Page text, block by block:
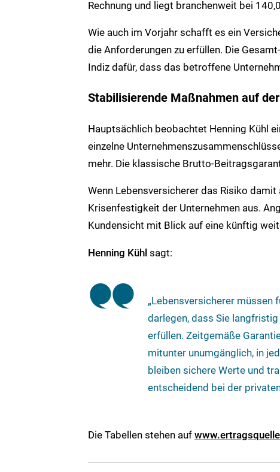
Rechnung und liegt branchenweit bei
Wie auch im Vorjahr schafft es ein
die Anforderungen zu erfüllen. Die
Indiz dafür, dass das betroffene
Stabilisierende Maßnahmen auf
Hauptsächlich beobachtet Henning Kühl
einzelne
mehr. Die klassische Brutto-
Wenn Lebensversicherer das Risiko
Krisenfestigkeit der Unternehmen aus.
Kundensicht mit Blick auf eine künftig
Henning Kühl sagt:
„Lebensversicherer müssen
darlegen, dass Sie
erfüllen. Zeitgemäße
mitunter unumgänglich, in
bleiben sichere Werte und
entscheidend bei der
Die Tabellen stehen auf